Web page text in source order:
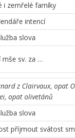
i zemřelé farníky
intencí
slova
mše sv. za …
z Clairvaux, opat
opat olivetánů
slova
příjmout svátost